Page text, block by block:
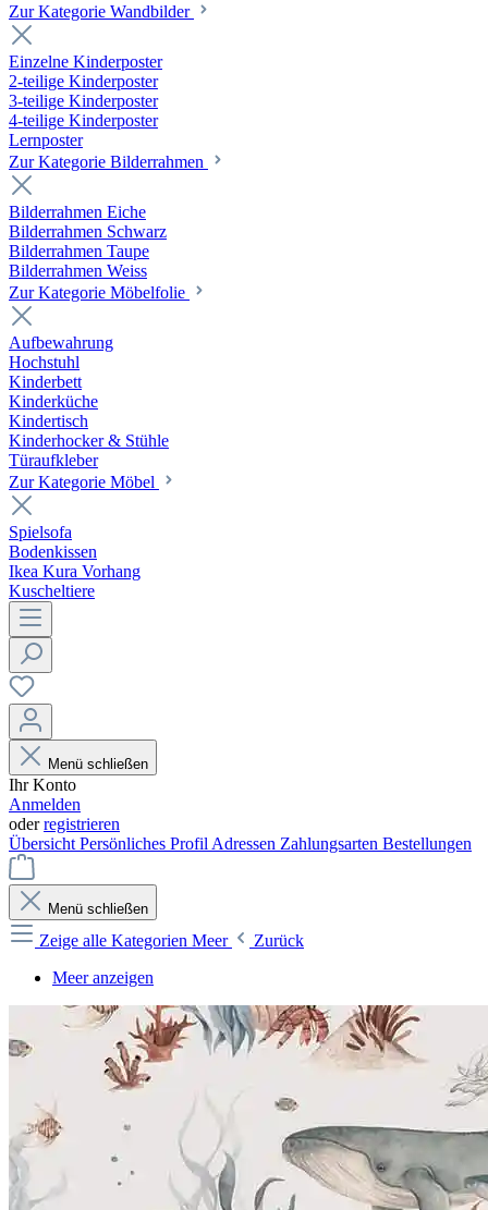
Zur Kategorie Wandbilder
Einzelne Kinderposter
2-teilige Kinderposter
3-teilige Kinderposter
4-teilige Kinderposter
Lernposter
Zur Kategorie Bilderrahmen
Bilderrahmen Eiche
Bilderrahmen Schwarz
Bilderrahmen Taupe
Bilderrahmen Weiss
Zur Kategorie Möbelfolie
Aufbewahrung
Hochstuhl
Kinderbett
Kinderküche
Kindertisch
Kinderhocker & Stühle
Türaufkleber
Zur Kategorie Möbel
Spielsofa
Bodenkissen
Ikea Kura Vorhang
Kuscheltiere
Menü schließen
Ihr Konto
Anmelden
oderregistrieren
Übersicht Persönliches Profil Adressen Zahlungsarten Bestellungen
Menü schließen
Zeige alle Kategorien Meer
Zurück
Meer anzeigen